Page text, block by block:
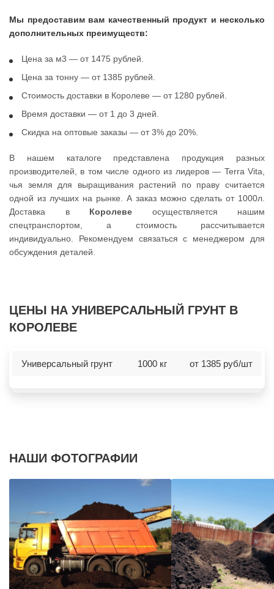
Мы предоставим вам качественный продукт и несколько
дополнительных преимуществ:
Цена за м3 — от 1475 рублей.
Цена за тонну — от 1385 рублей.
Стоимость доставки в Королеве — от 1280 рублей.
Время доставки — от 1 до 3 дней.
Скидка на оптовые заказы — от 3% до 20%.
В нашем каталоге представлена продукция разных
производителей, в том числе одного из лидеров — Terra Vita,
чья земля для выращивания растений по праву считается
одной из лучших на рынке. А заказ можно сделать от 1000л.
Доставка в Королеве осуществляется нашим
спецтранспортом, а стоимость рассчитывается
индивидуально. Рекомендуем связаться с менеджером для
обсуждения деталей.
ЦЕНЫ НА УНИВЕРСАЛЬНЫЙ ГРУНТ В
КОРОЛЕВЕ
Универсальный грунт 1000 кг от 1385 руб/шт
НАШИ ФОТОГРАФИИ